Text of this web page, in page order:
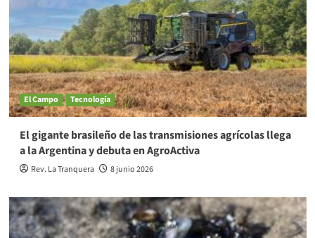
El Campo Tecnología
El gigante brasileño de las transmisiones agrícolas llega
a la Argentina y debuta en AgroActiva
Rev. La Tranquera 8 junio 2026